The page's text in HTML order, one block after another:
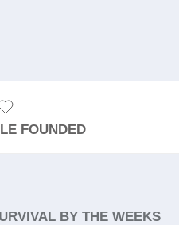
FOUNDED
BY THE WEEKS